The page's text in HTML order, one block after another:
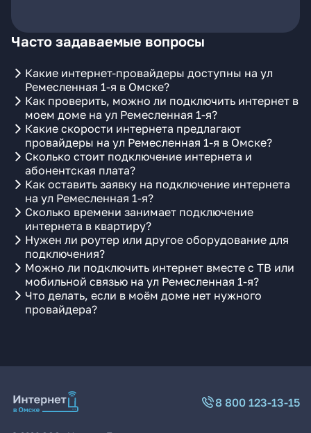
Часто задаваемые вопросы
Какие интернет-провайдеры доступны на ул
Ремесленная 1-я в Омске?
Как проверить, можно ли подключить интернет в
моем доме на ул Ремесленная 1-я?
Какие скорости интернета предлагают
провайдеры на ул Ремесленная 1-я в Омске?
Сколько стоит подключение интернета и
абонентская плата?
Как оставить заявку на подключение интернета
на ул Ремесленная 1-я?
Сколько времени занимает подключение
интернета в квартиру?
Нужен ли роутер или другое оборудование для
подключения?
Можно ли подключить интернет вместе с ТВ или
мобильной связью на ул Ремесленная 1-я?
Что делать, если в моём доме нет нужного
провайдера?
8 800 123-13-15